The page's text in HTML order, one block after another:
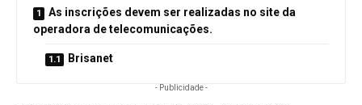
As inscrições devem ser realizadas no site da
operadora de telecomunicações.
Brisanet
- Publicidade -